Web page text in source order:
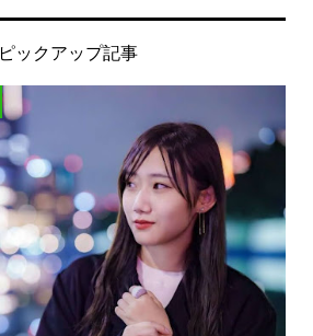
ピックアップ記事